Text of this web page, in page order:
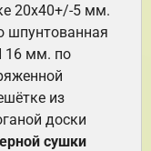
20х40+/-5 мм.
шпунтованная
16 мм. по
из
доски
сушки